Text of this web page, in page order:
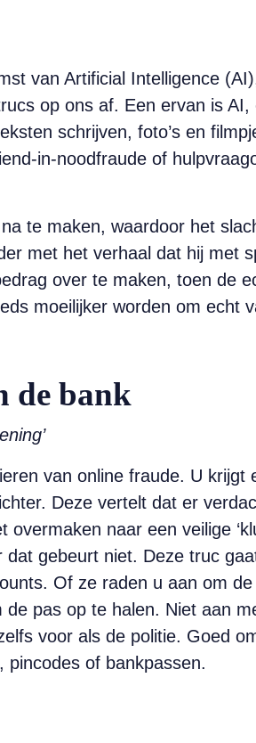
van Artificial Intelligence
op ons af. Een ervan is
schrijven, foto’s en
in-noodfraude of
te maken, waardoor het
met het verhaal dat hij met
over te maken, toen de
moeilijker worden om echt
de bank
van online fraude. U krijgt
Deze vertelt dat er
naar een veilige
gebeurt niet. Deze truc
Of ze raden u aan om
pas op te halen. Niet aan
voor als de politie. Goed
pin­codes of ­bankpassen.